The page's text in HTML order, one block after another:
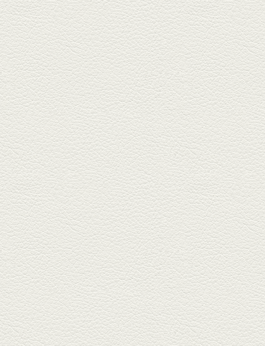
焼き餃子＆海老チリ
栄通りの路地奥、隠れ家的な店
『富富飯店 新市街酒家』へ。２
階に...
2026年1月9日放送
酢だこ＆焼ぎょうざ
健軍で人吉の有名店のぎょうざ
を！『松龍軒健軍店』で、味わ
いの刻...
2025年12月19日放送
おばんざい三種盛＆麻婆
豆腐
東区月出『中華酒場アガレヤ』
は、スパイスが効いた一味違う
中華が...
2025年11月28日放送
ごま鯛＆牛すじ大根
名店揃いの並木坂ドルハウスビ
ルに今年生まれた新たな名店、
『家庭...
2025年11月7日放送
贅沢馬刺し盛合せ＆極上
馬肉しゃぶしゃぶ
籠町通り『熊本郷土料理 酒ト肴